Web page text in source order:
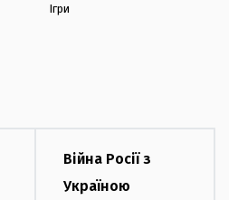
Ігри
Війна Росії з
Україною